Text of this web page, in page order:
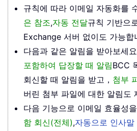
규칙에 따라 이메일 자동화를
은 참조,자동 전달규칙 기반으
Exchange 서버 없이도 가능합
다음과 같은 알림을 받아보세요
포함하여 답장할 때 알림BCC
회신할 때 알림을 받고， 첨부
버린 첨부 파일에 대한 알림도
다음 기능으로 이메일 효율성
함 회신(전체),자동으로 인사